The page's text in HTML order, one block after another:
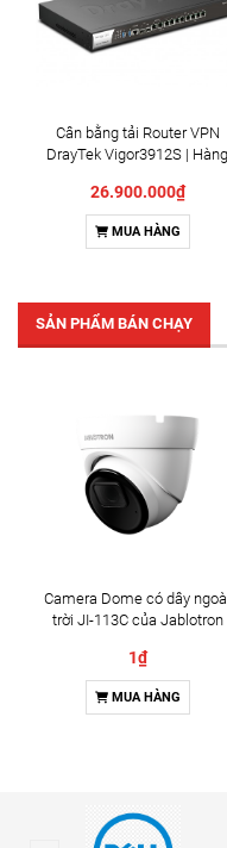
Cân bằng tải Router VPN
DrayTek Vigor3912S | Hàng
26.900.000₫
MUA HÀNG
SẢN PHẨM BÁN CHẠY
Camera Dome có dây
trời JI-113C của Jablotron
1₫
MUA HÀNG